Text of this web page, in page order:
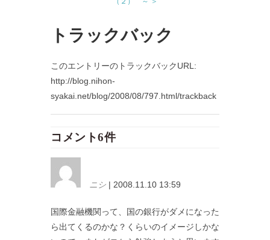
トラックバック
このエントリーのトラックバックURL:
http://blog.nihon-
syakai.net/blog/2008/08/797.html/trackback
コメント6件
ニシ | 2008.11.10 13:59
国際金融機関って、国の銀行がダメになった
ら出てくるのかな？くらいのイメージしかな